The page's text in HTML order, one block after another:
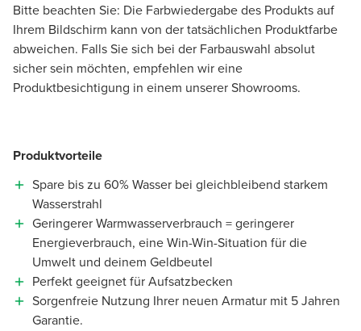
Bitte beachten Sie: Die Farbwiedergabe des Produkts auf
Ihrem Bildschirm kann von der tatsächlichen Produktfarbe
abweichen. Falls Sie sich bei der Farbauswahl absolut
sicher sein möchten, empfehlen wir eine
Produktbesichtigung in einem unserer Showrooms.
Produktvorteile
Spare bis zu 60% Wasser bei gleichbleibend starkem
Wasserstrahl
Geringerer Warmwasserverbrauch = geringerer
Energieverbrauch, eine Win-Win-Situation für die
Umwelt und deinem Geldbeutel
Perfekt geeignet für Aufsatzbecken
Sorgenfreie Nutzung Ihrer neuen Armatur mit 5 Jahren
Garantie.